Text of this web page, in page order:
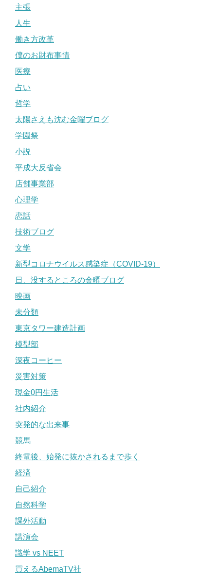
主張
人生
働き方改革
僕のお財布事情
医療
占い
哲学
太陽さえも沈む金曜ブログ
学園祭
小説
平成大反省会
店舗事業部
心理学
恋話
技術ブログ
文学
新型コロナウイルス感染症（COVID-19）
日、没するところの金曜ブログ
映画
未分類
東京タワー建造計画
模型部
深夜コーヒー
災害対策
現金0円生活
社内紹介
突発的な出来事
競馬
終電後、始発に抜かされるまで歩く
経済
自己紹介
自然科学
課外活動
講演会
識学 vs NEET
買えるAbemaTV社